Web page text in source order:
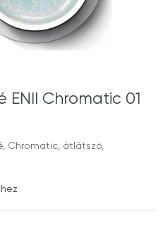
ENII Chromatic 01
Chromatic, átlátszó,